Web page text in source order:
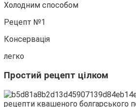
Холодним способом
Рецепт №1
Консервація
легко
Простий рецепт цілком